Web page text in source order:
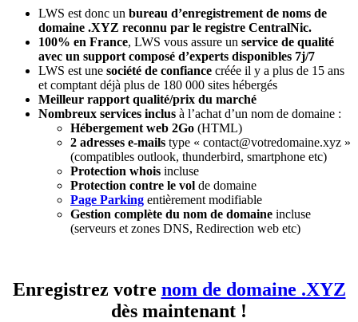
LWS est donc un bureau d’enregistrement de noms de
domaine .XYZ reconnu par le registre CentralNic.
100% en France, LWS vous assure un service de qualité
avec un support composé d’experts disponibles 7j/7
LWS est une société de confiance créée il y a plus de 15 ans
et comptant déjà plus de 180 000 sites hébergés
Meilleur rapport qualité/prix du marché
Nombreux services inclus à l’achat d’un nom de domaine :
Hébergement web 2Go (HTML)
2 adresses e-mails type « contact@votredomaine.xyz »
(compatibles outlook, thunderbird, smartphone etc)
Protection whois incluse
Protection contre le vol de domaine
Page Parking entièrement modifiable
Gestion complète du nom de domaine incluse
(serveurs et zones DNS, Redirection web etc)
Enregistrez votre nom de domaine .XYZ
dès maintenant !